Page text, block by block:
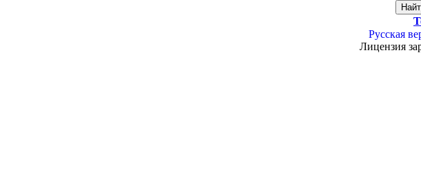
Русская
Лицензия